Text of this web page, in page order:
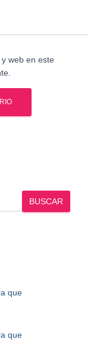
web en este
BUSCAR
que
que